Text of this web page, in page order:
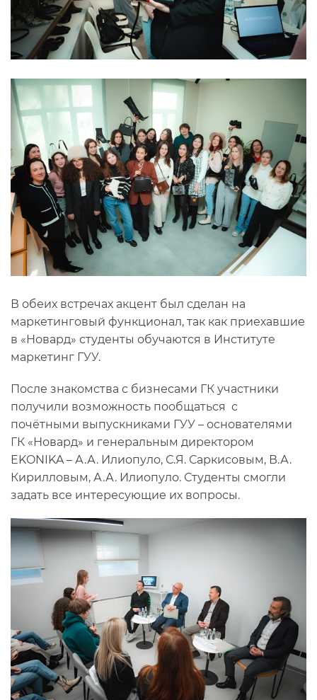
В обеих встречах акцент был сделан на
маркетинговый функционал, так как приехавшие
в «Новард» студенты обучаются в Институте
маркетинг ГУУ.
После знакомства с бизнесами ГК участники
получили возможность пообщаться с
почётными выпускниками ГУУ – основателями
ГК «Новард» и генеральным директором
EKONIKA – А.А. Илиопуло, С.Я. Саркисовым, В.А.
Кирилловым, А.А. Илиопуло. Студенты смогли
задать все интересующие их вопросы.